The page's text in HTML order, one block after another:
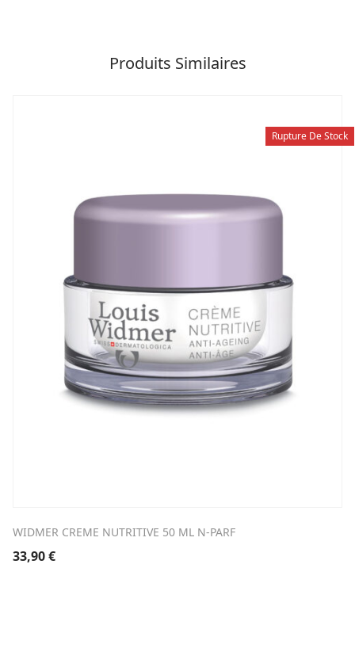
Produits Similaires
Rupture De Stock
WIDMER CREME NUTRITIVE 50 ML N-PARF
33,90€